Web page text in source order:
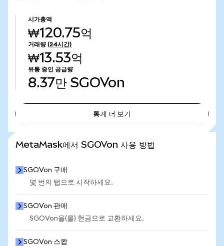
시가총액
₩120.75억
거래량 (24시간)
₩13.53억
유통 중인 공급량
8.37만 SGOVon
통계 더 보기
MetaMask에서 SGOVon 사용 방법
SGOVon 구매
몇 번의 탭으로 시작하세요.
SGOVon 판매
SGOVon을(를) 현금으로 교환하세요.
SGOVon 스왑